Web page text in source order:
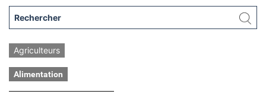
Agriculteurs
Alimentation